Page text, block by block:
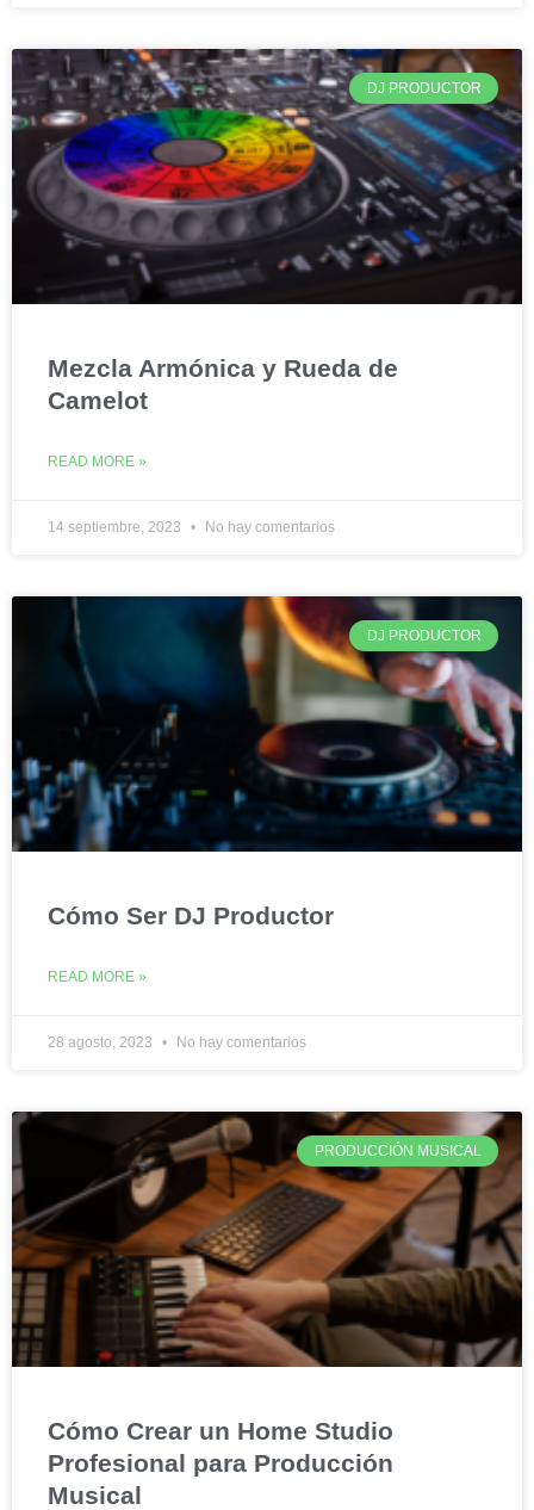
DJ PRODUCTOR
Mezcla Armónica y Rueda de
Camelot
READ MORE »
14 septiembre, 2023 No hay comentarios
DJ PRODUCTOR
Cómo Ser DJ Productor
READ MORE »
28 agosto, 2023 No hay comentarios
PRODUCCIÓN MUSICAL
Cómo Crear un Home Studio
Profesional para Producción
Musical